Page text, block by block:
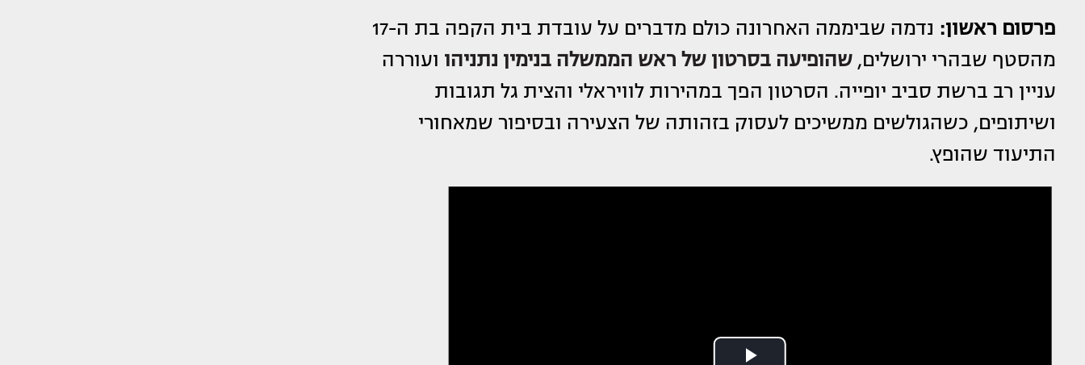
פרסום ראשון:
נדמה שביממה האחרונה כולם מדברים על עובדת בית הקפה בת ה-17
מהסטף שבהרי ירושלים,שהופיעה בסרטון של ראש הממשלה בנימין נתניהו ועוררה
עניין רב ברשת סביב יופייה. הסרטון הפך במהירות לוויראלי והצית גל תגובות
ושיתופים, כשהגולשים ממשיכים לעסוק בזהותה של הצעירה ובסיפור שמאחורי
התיעוד שהופץ.